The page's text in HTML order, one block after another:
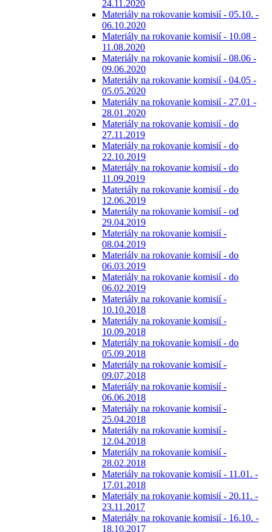
24.11.2020
Materiály na rokovanie komisií - 05.10. -
06.10.2020
Materiály na rokovanie komisií - 10.08 -
11.08.2020
Materiály na rokovanie komisií - 08.06 -
09.06.2020
Materiály na rokovanie komisií - 04.05 -
05.05.2020
Materiály na rokovanie komisií - 27.01 -
28.01.2020
Materiály na rokovanie komisií - do
27.11.2019
Materiály na rokovanie komisií - do
22.10.2019
Materiály na rokovanie komisií - do
11.09.2019
Materiály na rokovanie komisií - do
12.06.2019
Materiály na rokovanie komisií - od
29.04.2019
Materiály na rokovanie komisií -
08.04.2019
Materiály na rokovanie komisií - do
06.03.2019
Materiály na rokovanie komisií - do
06.02.2019
Materiály na rokovanie komisií -
10.10.2018
Materiály na rokovanie komisií -
10.09.2018
Materiály na rokovanie komisií - do
05.09.2018
Materiály na rokovanie komisií -
09.07.2018
Materiály na rokovanie komisií -
06.06.2018
Materiály na rokovanie komisií -
25.04.2018
Materiály na rokovanie komisií -
12.04.2018
Materiály na rokovanie komisií -
28.02.2018
Materiály na rokovanie komisií - 11.01. -
17.01.2018
Materiály na rokovanie komisií - 20.11. -
23.11.2017
Materiály na rokovanie komisií - 16.10. -
18.10.2017